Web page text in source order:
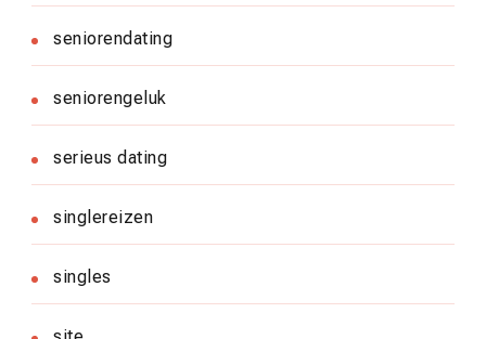
seniorendating
seniorengeluk
serieus dating
singlereizen
singles